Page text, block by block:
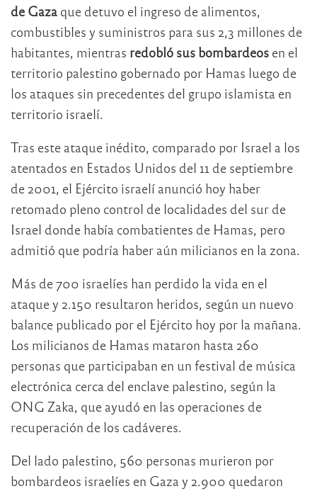
de Gaza que detuvo el ingreso de alimentos,
combustibles y suministros para sus 2,3 millones de
habitantes, mientras redobló sus bombardeos en el
territorio palestino gobernado por Hamas luego de
los ataques sin precedentes del grupo islamista en
territorio israelí.
Tras este ataque inédito, comparado por Israel a los
atentados en Estados Unidos del 11 de septiembre
de 2001, el Ejército israelí anunció hoy haber
retomado pleno control de localidades del sur de
Israel donde había combatientes de Hamas, pero
admitió que podría haber aún milicianos en la zona.
Más de 700 israelíes han perdido la vida en el
ataque y 2.150 resultaron heridos, según un nuevo
balance publicado por el Ejército hoy por la mañana.
Los milicianos de Hamas mataron hasta 260
personas que participaban en un festival de música
electrónica cerca del enclave palestino, según la
ONG Zaka, que ayudó en las operaciones de
recuperación de los cadáveres.
Del lado palestino, 560 personas murieron por
bombardeos israelíes en Gaza y 2.900 quedaron